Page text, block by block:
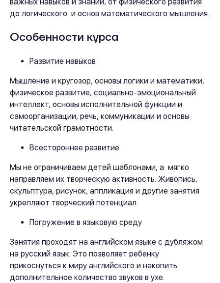
до логического и основ математического мышления.
Особенности курса
Развитие навыков
Мышление и кругозор, основы логики и математики,
физическое развитие, социально-эмоциональный
интеллект, основы исполнительной функции и
самоорганизации, речь, коммуникации и основы
читательской грамотности.
Всестороннее развитие
Мы не ограничиваем детей шаблонами, а мягко
направляем их творческую активность. Живопись,
скульптура, рисунок, аппликация и другие занятия
укрепляют творческий потенциал.
Погружение в языковую среду
Занятия проходят на английском языке с дубляжом
на русский язык. Это позволяет ребенку
прикоснуться к миру английского и накопить
дополнительное количество звуков в ухе.